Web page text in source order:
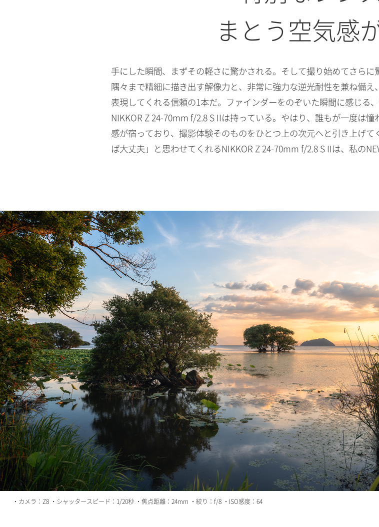
まとう空気感
手にした瞬間、まずその軽さに驚かされる。そして撮り始めてさら
隅々まで精細に描き出す解像力と、非常に強力な逆光耐性を兼ね備
表現してくれる信頼の1本だ。ファインダーをのぞいた瞬間に感じる
NIKKOR Z 24-70mm f/2.8 S IIは持っている。やはり、誰もが一度は
感が宿っており、撮影体験そのものをひとつ上の次元へと引き上げ
ば大丈夫」と思わせてくれるNIKKOR Z 24-70mm f/2.8 S IIは、私の
・カメラ：Z8 ・シャッタースピード：1/20秒 ・焦点距離：24mm ・絞り：f/8 ・ISO感度：64